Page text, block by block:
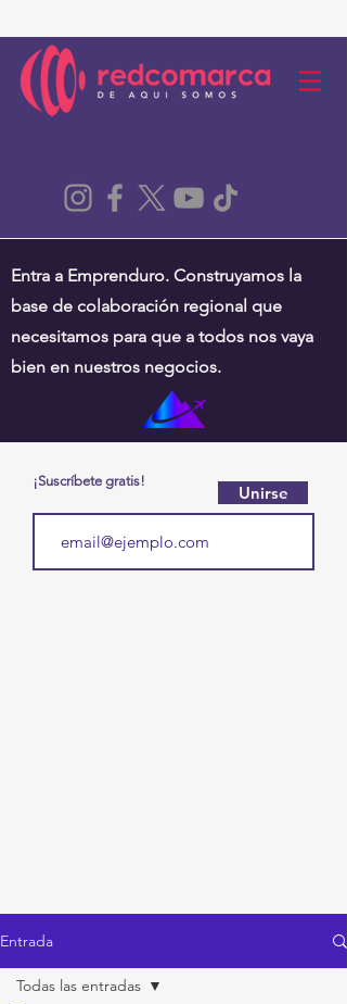
Entra a Emprenduro. Construyamos la
base de colaboración regional que
necesitamos para que a todos nos vaya
bien en nuestros negocios.
¡Suscríbete gratis!
Unirse
Entrada
Todas las entradas